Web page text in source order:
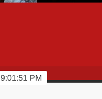
9:01:52 PM